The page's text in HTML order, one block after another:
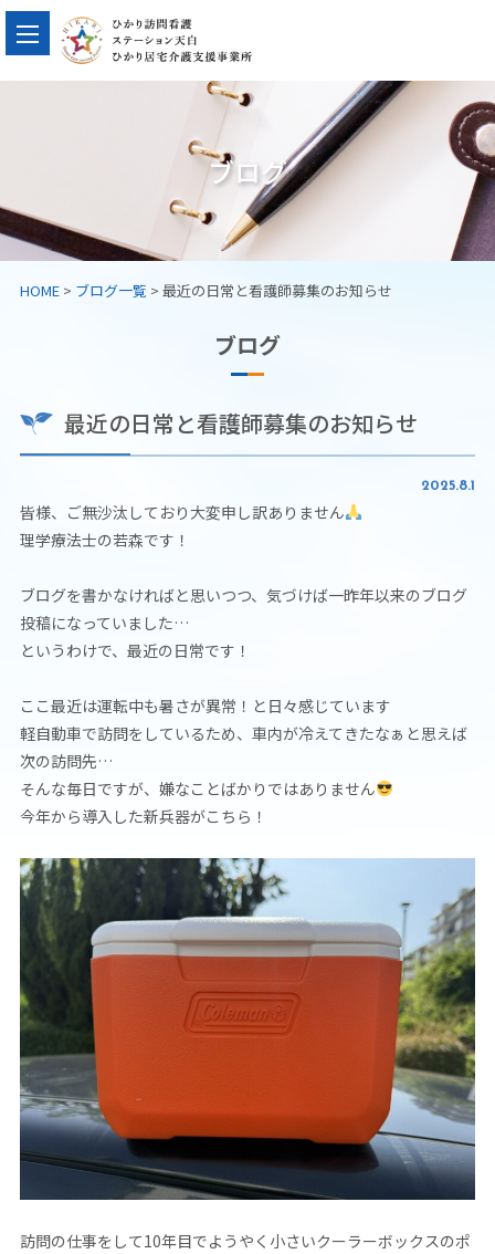
ブログ
HOME> ブログ一覧 > 最近の日常と看護師募集のお知らせ
ブログ
最近の日常と看護師募集のお知らせ
2025.8.1
皆様、ご無沙汰しており大変申し訳ありません
理学療法士の若森です！
ブログを書かなければと思いつつ、気づけば一昨年以来のブログ
投稿になっていました…
というわけで、最近の日常です！
ここ最近は運転中も暑さが異常！と日々感じています
軽自動車で訪問をしているため、車内が冷えてきたなぁと思えば
次の訪問先…
そんな毎日ですが、嫌なことばかりではありません
今年から導入した新兵器がこちら！
訪問の仕事をして10年目でようやく小さいクーラーボックスのポ